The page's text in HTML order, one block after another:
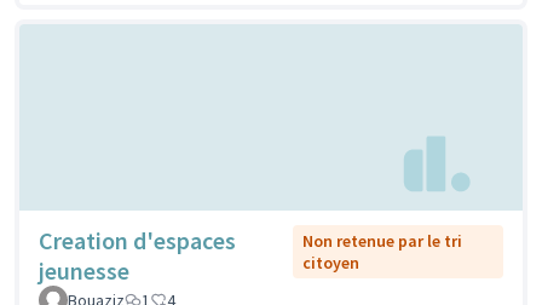
Creation d'espaces
jeunesse
Non retenue par le tri
citoyen
Bouaziz
1 4